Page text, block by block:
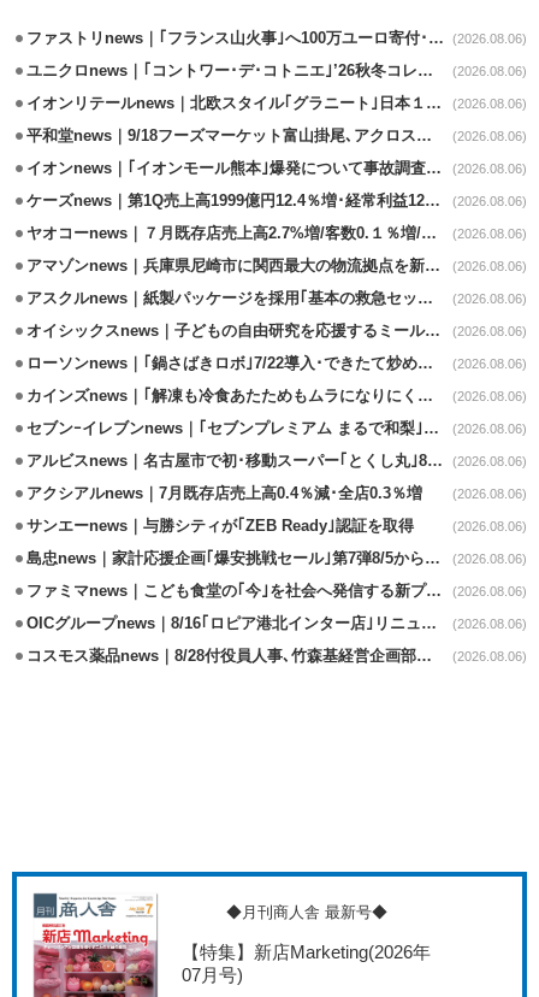
ファストリnews｜｢フランス山火事｣へ100万ユーロ寄付･衣料5万点も提供 (2026.08.06)
ユニクロnews｜｢コントワー･デ･コトニエ｣’26秋冬コレクション8/28発売 (2026.08.06)
イオンリテールnews｜北欧スタイル｢グラニート｣日本１号店を自由が丘に開業 (2026.08.06)
平和堂news｜9/18フーズマーケット富山掛尾､アクロスプラザ内に出店 (2026.08.06)
イオンnews｜｢イオンモール熊本｣爆発について事故調査委員会設置 (2026.08.06)
ケーズnews｜第1Q売上高1999億円12.4％増･経常利益125.0%増 (2026.08.06)
ヤオコーnews｜７月既存店売上高2.7%増/客数0.１％増/客単価2.6％増 (2026.08.06)
アマゾンnews｜兵庫県尼崎市に関西最大の物流拠点を新設・市内2拠点目 (2026.08.06)
アスクルnews｜紙製パッケージを採用｢基本の救急セット｣8/5発売 (2026.08.06)
オイシックスnews｜子どもの自由研究を応援するミールキット8/6発売 (2026.08.06)
ローソンnews｜｢鍋さばきロボ｣7/22導入･できたて炒めメニューを提供 (2026.08.06)
カインズnews｜｢解凍も冷食あたためもムラになりにくいフラットレンジ｣発売 (2026.08.06)
セブンｰイレブンnews｜｢セブンプレミアム まるで和梨｣8/11から順次発売 (2026.08.06)
アルビスnews｜名古屋市で初･移動スーパー｢とくし丸｣8/4運行開始 (2026.08.06)
アクシアルnews｜7月既存店売上高0.4％減･全店0.3％増 (2026.08.06)
サンエーnews｜与勝シティが｢ZEB Ready｣認証を取得 (2026.08.06)
島忠news｜家計応援企画｢爆安挑戦セール｣第7弾8/5から開催 (2026.08.06)
ファミマnews｜こども食堂の｢今｣を社会へ発信する新プロジェクト始動 (2026.08.06)
OICグループnews｜8/16｢ロピア港北インター店｣リニューアル/食品売場拡大 (2026.08.06)
コスモス薬品news｜8/28付役員人事､竹森基経営企画部長が取締役昇格 (2026.08.06)
◆月刊商人舎 最新号◆
【特集】新店Marketing(2026年
07月号)